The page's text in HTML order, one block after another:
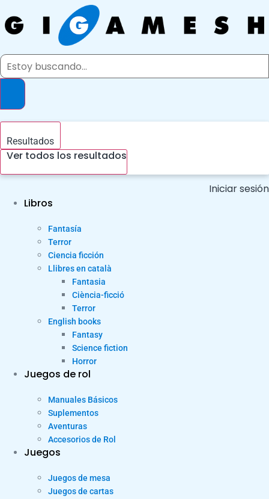
al
contenido
Search
Resultados
Ver todos los resultados
Iniciar sesión
Libros
Fantasía
Terror
Ciencia ficción
Llibres en català
Fantasia
Ciència-ficció
Terror
English books
Fantasy
Science fiction
Horror
Juegos de rol
Manuales Básicos
Suplementos
Aventuras
Accesorios de Rol
Juegos
Juegos de mesa
Juegos de cartas